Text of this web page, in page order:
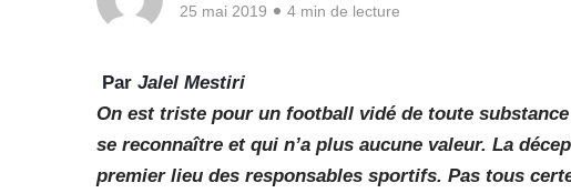
25 mai 2019 4 min de lecture
Par Jalel Mestiri
On est triste pour un football vidé de toute
se reconnaître et qui n’a plus aucune valeur. La
premier lieu des responsables sportifs. Pas tous